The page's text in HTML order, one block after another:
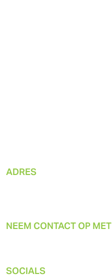
ADRES
NEEM CONTACT OP MET
SOCIALS